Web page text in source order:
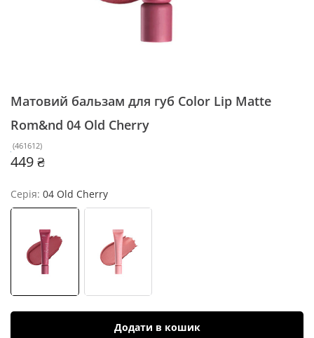
Матовий бальзам для губ Color Lip Matte
Rom&nd 04 Old Cherry
(461612)
449 ₴
Серія: 04 Old Cherry
Додати в кошик